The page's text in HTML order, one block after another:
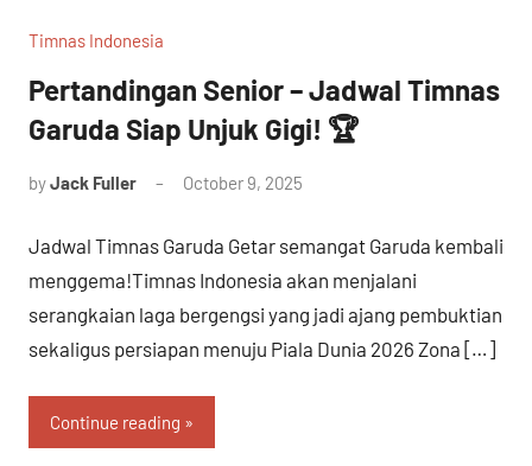
Timnas Indonesia
Pertandingan Senior – Jadwal Timnas
Garuda Siap Unjuk Gigi! 🏆
byJack Fuller October 9, 2025
Jadwal Timnas Garuda Getar semangat Garuda kembali
menggema!Timnas Indonesia akan menjalani
serangkaian laga bergengsi yang jadi ajang pembuktian
sekaligus persiapan menuju Piala Dunia 2026 Zona […]
Continue reading